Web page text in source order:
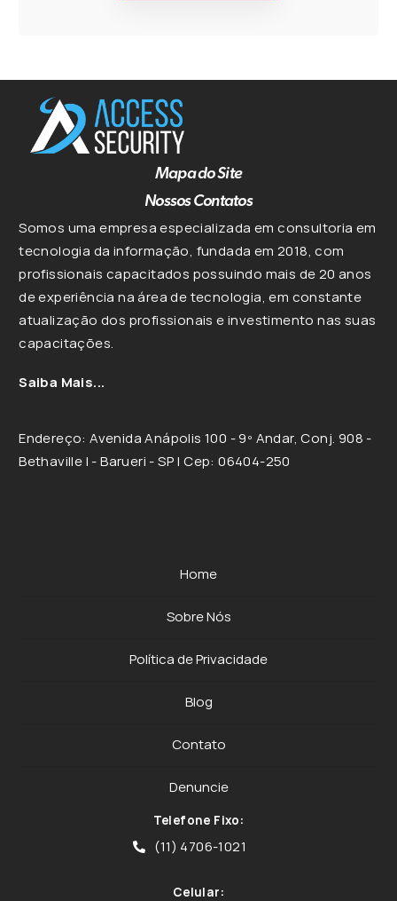
Mapa do Site
Nossos Contatos
Somos uma empresa especializada em consultoria em
tecnologia da informação, fundada em 2018, com
profissionais capacitados possuindo mais de 20 anos
de experiência na área de tecnologia, em constante
atualização dos profissionais e investimento nas suas
capacitações.
Saiba Mais...
Endereço: Avenida Anápolis 100 - 9º Andar, Conj. 908 -
Bethaville I - Barueri - SP | Cep: 06404-250
Home
Sobre Nós
Política de Privacidade
Blog
Contato
Denuncie
Telefone Fixo:
(11) 4706-1021
Celular: